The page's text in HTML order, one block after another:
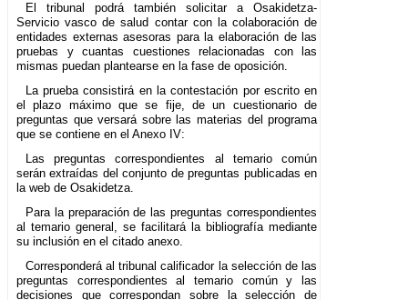
El tribunal podrá también solicitar a Osakidetza-
Servicio vasco de salud contar con la colaboración de
entidades externas asesoras para la elaboración de las
pruebas y cuantas cuestiones relacionadas con las
mismas puedan plantearse en la fase de oposición.
La prueba consistirá en la contestación por escrito en
el plazo máximo que se fije, de un cuestionario de
preguntas que versará sobre las materias del programa
que se contiene en el Anexo IV:
Las preguntas correspondientes al temario común
serán extraídas del conjunto de preguntas publicadas en
la web de Osakidetza.
Para la preparación de las preguntas correspondientes
al temario general, se facilitará la bibliografía mediante
su inclusión en el citado anexo.
Corresponderá al tribunal calificador la selección de las
preguntas correspondientes al temario común y las
decisiones que correspondan sobre la selección de